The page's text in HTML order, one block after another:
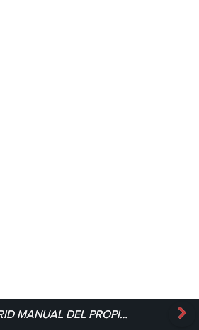
2018 MKZ HYBRID MANUAL DEL PROPIETARIO